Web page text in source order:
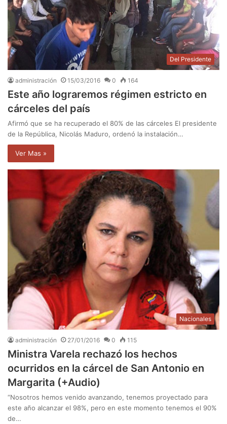
Del Presidente
administración 15/03/2016 0 164
Este año lograremos régimen estricto en
cárceles del país
Afirmó que se ha recuperado el 80% de las cárceles El presidente
de la República, Nicolás Maduro, ordenó la instalación…
Ver Mas »
Nacionales
administración 27/01/2016 0 115
Ministra Varela rechazó los hechos
ocurridos en la cárcel de San Antonio en
Margarita (+Audio)
“Nosotros hemos venido avanzando, tenemos proyectado para
este año alcanzar el 98%, pero en este momento tenemos el 90%
de…